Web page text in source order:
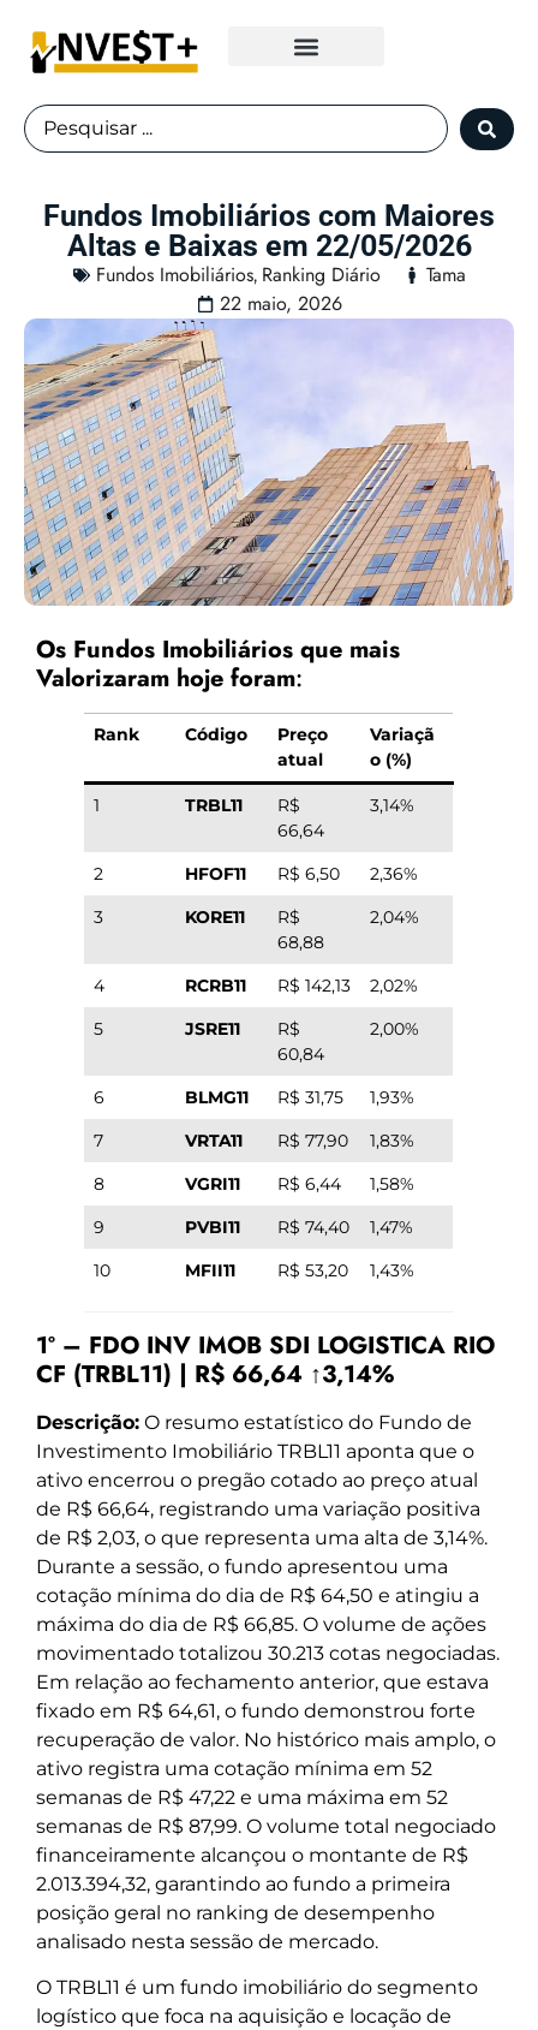
Fundos Imobiliários com Maiores
Altas e Baixas em 22/05/2026
Fundos Imobiliários, Ranking Diário
Tama
22 maio, 2026
Os Fundos Imobiliários que mais
Valorizaram hoje foram:
Rank Código
Preço
atual
Variaçã
o (%)
1 TRBL11
R$
66,64
3,14%
2 HFOF11 R$ 6,50
2,36%
3
KORE11
R$
68,88
2,04%
4 RCRB11 R$ 142,13
2,02%
5
JSRE11
R$
60,84
2,00%
6 BLMG11 R$ 31,75
1,93%
7
VRTA11 R$ 77,90
1,83%
8
VGRI11 R$ 6,44
1,58%
9
PVBI11 R$ 74,40
1,47%
10
MFII11 R$ 53,20 1,43%
1º – FDO INV IMOB SDI LOGISTICA RIO
CF (TRBL11) | R$ 66,64 ↑3,14%
Descrição: O resumo estatístico do Fundo de
Investimento Imobiliário TRBL11 aponta que o
ativo encerrou o pregão cotado ao preço atual
de R$ 66,64, registrando uma variação positiva
de R$ 2,03, o que representa uma alta de 3,14%.
Durante a sessão, o fundo apresentou uma
cotação mínima do dia de R$ 64,50 e atingiu a
máxima do dia de R$ 66,85. O volume de ações
movimentado totalizou 30.213 cotas negociadas.
Em relação ao fechamento anterior, que estava
fixado em R$ 64,61, o fundo demonstrou forte
recuperação de valor. No histórico mais amplo, o
ativo registra uma cotação mínima em 52
semanas de R$ 47,22 e uma máxima em 52
semanas de R$ 87,99. O volume total negociado
financeiramente alcançou o montante de R$
2.013.394,32, garantindo ao fundo a primeira
posição geral no ranking de desempenho
analisado nesta sessão de mercado.
O TRBL11 é um fundo imobiliário do segmento
logístico que foca na aquisição e locação de